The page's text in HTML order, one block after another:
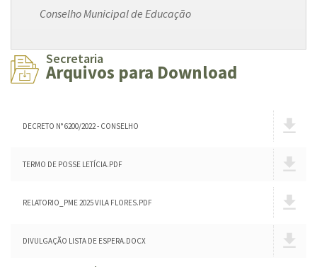
Conselho Municipal de Educação
Secretaria
Arquivos para Download
DECRETO N° 6200/2022 - CONSELHO
TERMO DE POSSE LETÍCIA.PDF
RELATORIO_PME 2025 VILA FLORES.PDF
DIVULGAÇÃO LISTA DE ESPERA.DOCX